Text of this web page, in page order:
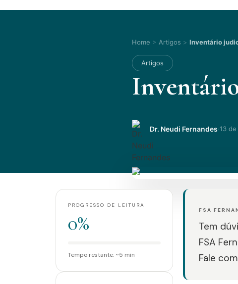
Home > Artigos > Inventário
Artigos
Dr. Neudi Fernandes·13
PROGRESSO DE LEITURA
0%
Tempo restante: ~5 min
FSA
Tem
FSA
Fale